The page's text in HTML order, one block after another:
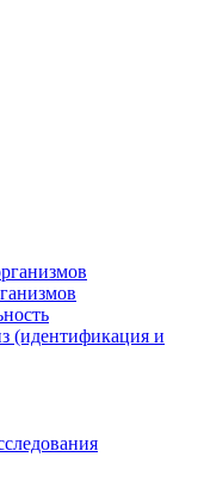
(идентификация и